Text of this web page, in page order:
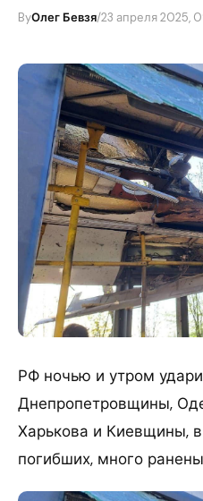
ByОлег Бевзя/23 апреля 2025,
РФ ночью и утром
Днепропетровщины,
Харькова и Киевщины,
погибших, много